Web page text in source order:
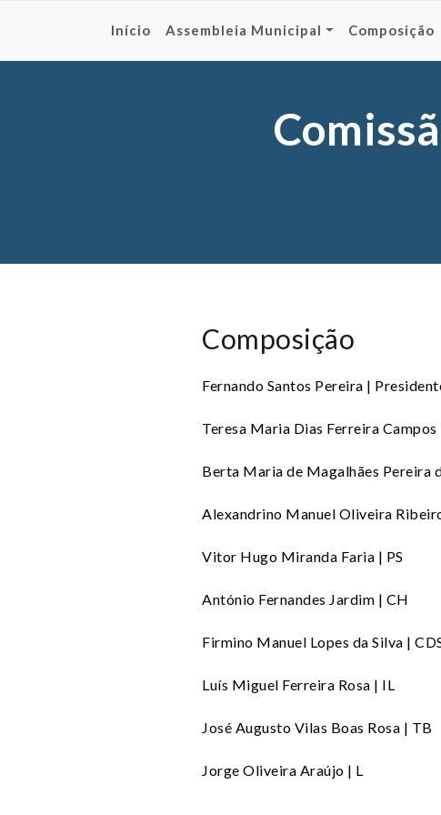
Início Assembleia Municipal Composição
Composição
Fernando Santos Pereira |
Teresa Maria Dias Ferreira Campos
Berta Maria de Magalhães Pereira
Alexandrino Manuel Oliveira
Vitor Hugo Miranda Faria | PS
António Fernandes Jardim | CH
Firmino Manuel Lopes da Silva |
Luís Miguel Ferreira Rosa | IL
José Augusto Vilas Boas Rosa | TB
Jorge Oliveira Araújo | L